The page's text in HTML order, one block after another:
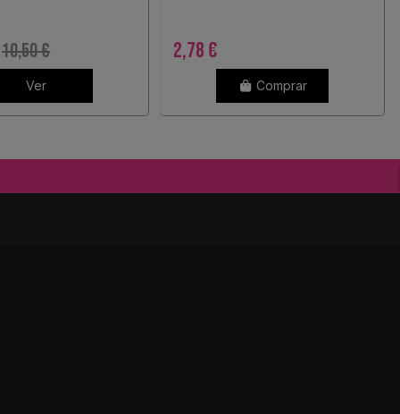
10,50 €
Ver
2,78 €
Comprar